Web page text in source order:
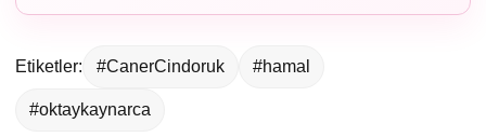
Etiketler: #CanerCindoruk #hamal
#oktaykaynarca